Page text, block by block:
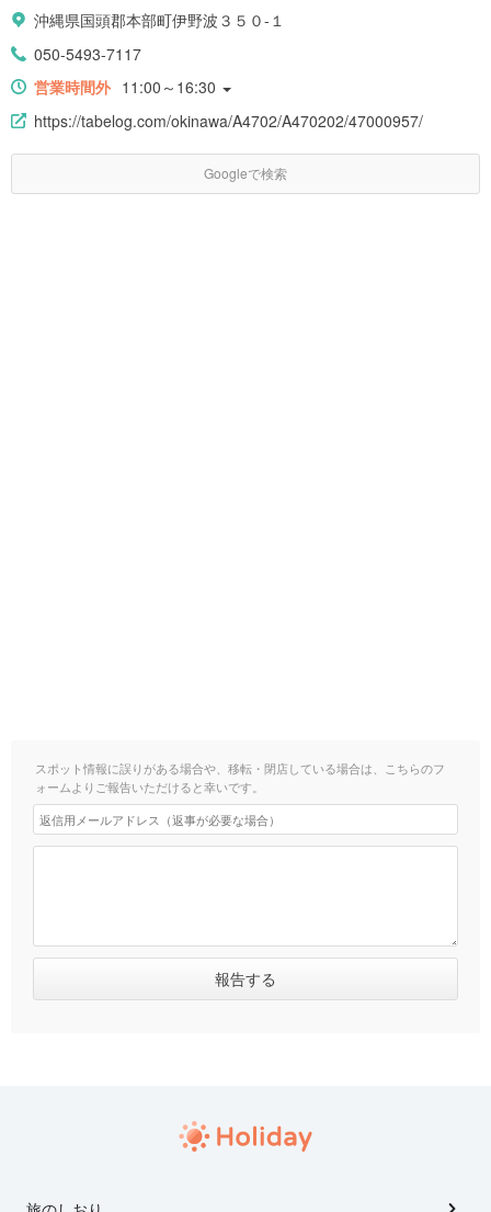
沖縄県国頭郡本部町伊野波３５０-１
050-5493-7117
営業時間外 11:00～16:30
https://tabelog.com/okinawa/A4702/A470202/47000957/
Googleで検索
スポット情報に誤りがある場合や、移転・閉店している場合は、こちらのフ
ォームよりご報告いただけると幸いです。